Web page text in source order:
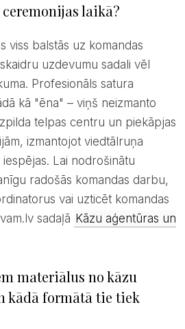
laikā?
uzdevumu sadali vēl
Profesionāls satura
kā "ēna" – viņš neizmanto
telpas centru un piekāpjas
izmantojot viedtālruņa
Lai nodrošinātu
radošās komandas darbu,
vai uzticēt komandas
sadaļā Kāzu aģentūras un
materiālus no kāzu
kādā formātā tie tiek